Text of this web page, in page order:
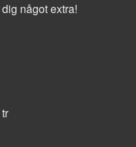
något extra!